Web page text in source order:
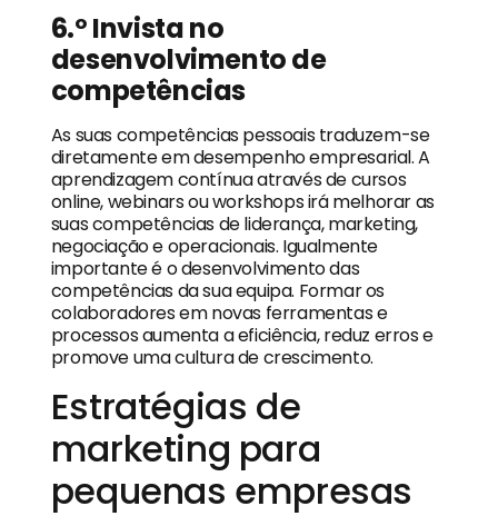
6.º Invista no
desenvolvimento de
competências
As suas competências pessoais traduzem-se
diretamente em desempenho empresarial. A
aprendizagem contínua através de cursos
online, webinars ou workshops irá melhorar as
suas competências de liderança, marketing,
negociação e operacionais. Igualmente
importante é o desenvolvimento das
competências da sua equipa. Formar os
colaboradores em novas ferramentas e
processos aumenta a eficiência, reduz erros e
promove uma cultura de crescimento.
Estratégias de
marketing para
pequenas empresas